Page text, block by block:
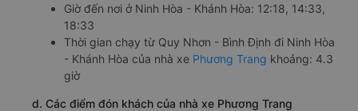
Giờ đến nơi ở Ninh Hòa - Khánh Hòa: 12:18, 14:33,
18:33
Thời gian chạy từ Quy Nhơn - Bình Định đi Ninh Hòa
- Khánh Hòa của nhà xe Phương Trang khoảng: 4.3
giờ
d. Các điểm đón khách của nhà xe Phương Trang